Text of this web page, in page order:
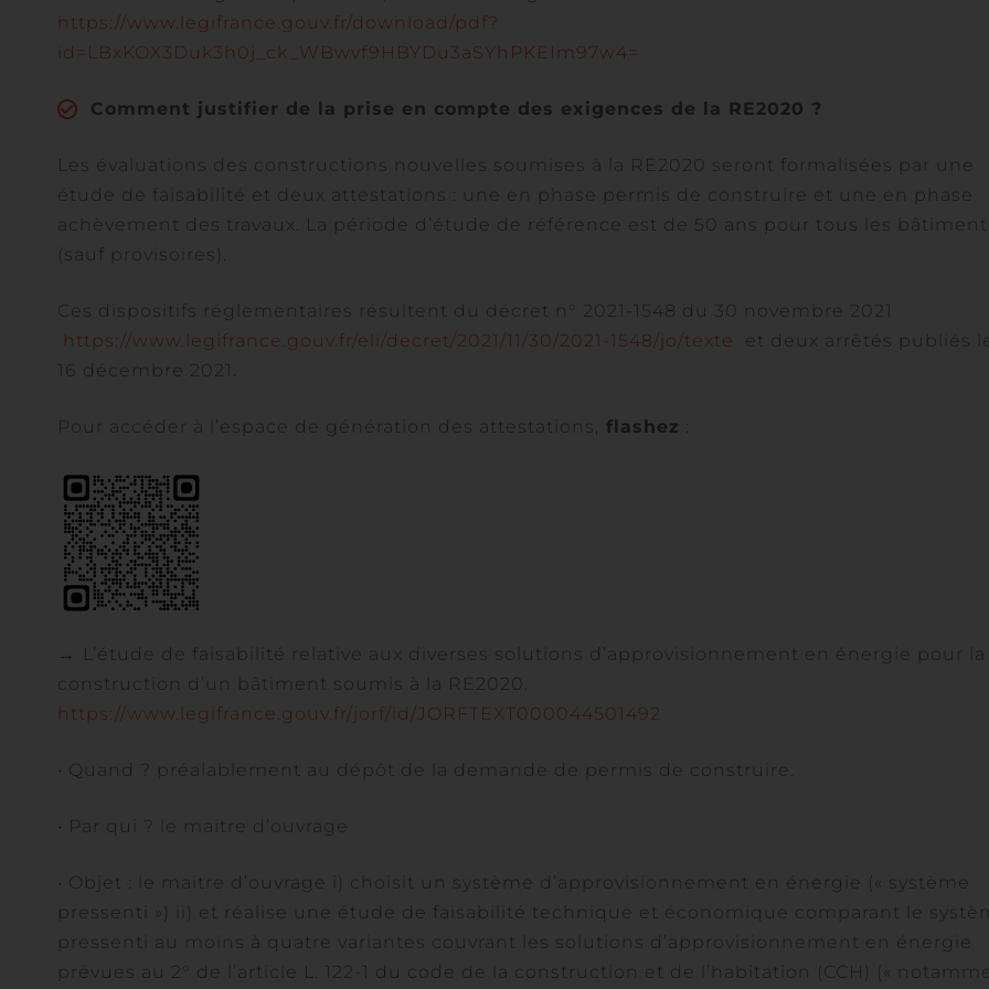
https://www.legifrance.gouv.fr/download/pdf?
id=LBxKOX3Duk3h0j_ck_WBwvf9HBYDu3aSYhPKEIm97w4=
Comment justifier de la prise en compte des exigences de la RE2020 ?
Les évaluations des constructions nouvelles soumises à la RE2020 seront formalisées par une
étude de faisabilité et deux attestations : une en phase permis de construire et une en phase
achèvement des travaux. La période d’étude de référence est de 50 ans pour tous les
(sauf provisoires).
Ces dispositifs réglementaires résultent du décret n° 2021-1548 du 30 novembre 2021
https://www.legifrance.gouv.fr/eli/decret/2021/11/30/2021-1548/jo/texte
et deux arrêtés publiés
16 décembre 2021.
Pour accéder à l’espace de génération des attestations, flashez :
→
L’étude de faisabilité relative aux diverses solutions d’approvisionnement en énergie pour la
construction d’un bâtiment soumis à la RE2020.
https://www.legifrance.gouv.fr/jorf/id/JORFTEXT000044501492
• Quand ? préalablement au dépôt de la demande de permis de construire.
• Par qui ? le maitre d’ouvrage
• Objet : le maitre d’ouvrage i) choisit un système d’approvisionnement en énergie (« système
pressenti ») ii) et réalise une étude de faisabilité technique et économique comparant le
pressenti au moins à quatre variantes couvrant les solutions d’approvisionnement en énergie
prévues au 2° de l’article L. 122-1 du code de la construction et de l’habitation (CCH) («